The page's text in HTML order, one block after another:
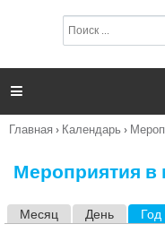
п
и

Вы
Главная › Календарь ›
Мероприятия в
Месяц День Год